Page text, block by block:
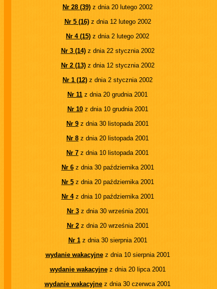
Nr 28 (39) z dnia 20 lutego 2002
Nr 5 (16)z dnia 12 lutego 2002
Nr 4 (15) z dnia 2 lutego 2002
Nr 3 (14)z dnia 22 stycznia 2002
Nr 2 (13)z dnia 12 stycznia 2002
Nr 1 (12) z dnia 2 stycznia 2002
Nr 11 z dnia 20 grudnia 2001
Nr 10z dnia 10 grudnia 2001
Nr 9 z dnia 30 listopada 2001
Nr 8 z dnia 20 listopada 2001
Nr 7 z dnia 10 listopada 2001
Nr 6z dnia 30 października 2001
Nr 5z dnia 20 października 2001
Nr 4z dnia 10 października 2001
Nr 3z dnia 30 września 2001
Nr 2z dnia 20 września 2001
Nr 1z dnia 30 sierpnia 2001
wydanie wakacyjnez dnia 10 sierpnia 2001
wydanie wakacyjnez dnia 20 lipca 2001
wydanie wakacyjne z dnia 30 czerwca 2001